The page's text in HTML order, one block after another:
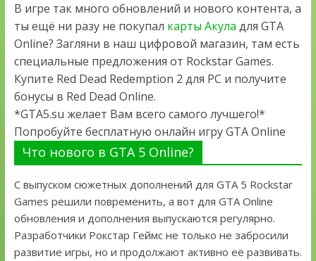
В игре так много обновлений и нового контента, а
ты ещё ни разу не покупал карты Акула для GTA
Online? Загляни в наш цифровой магазин, там есть
специальные предложения от Rockstar Games.
Купите Red Dead Redemption 2 для PC и получите
бонусы в Red Dead Online.
*GTA5.su желает Вам всего самого лучшего!*
Попробуйте бесплатную онлайн игру GTA Online
Что нового в GTA 5 Online?
С выпуском сюжетных дополнений для GTA 5 Rockstar
Games решили повременить, а вот для GTA Online
обновления и дополнения выпускаются регулярно.
Разработчики Рокстар Геймс не только не забросили
развитие игры, но и продолжают активно её развивать.